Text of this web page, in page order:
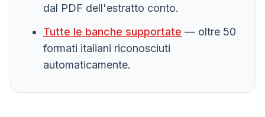
dal PDF dell'estratto conto.
Tutte le banche supportate — oltre 50
formati italiani riconosciuti
automaticamente.